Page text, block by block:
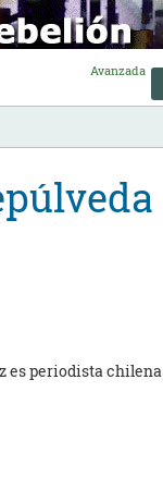
Avanzada
es periodista chilena